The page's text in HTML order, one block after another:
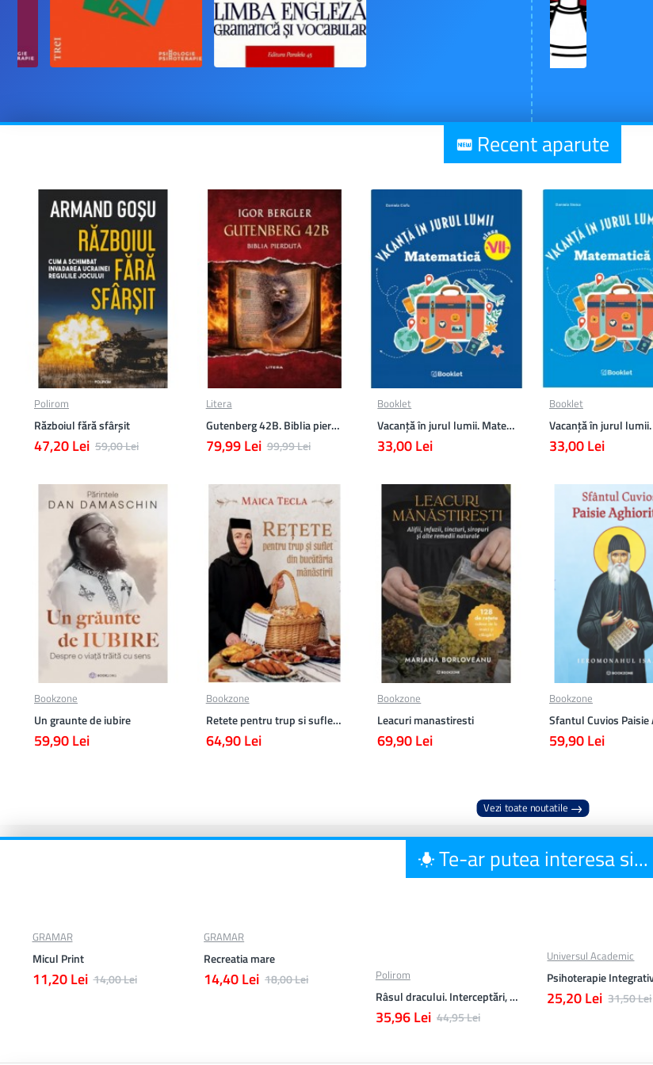
Recent aparute
Polirom
Războiul fără sfârşit
47,20 Lei 59,00 Lei
Litera
Gutenberg 42B. Biblia pierduta
79,99 Lei 99,99 Lei
Booklet
Vacanță în jurul lumii. Matematică clasa a VII-a – EDIȚIA 2026
33,00 Lei
Booklet
33,00 Lei
Bookzone
Un graunte de iubire
59,90 Lei
Bookzone
Retete pentru trup si suflet din bucataria manastirii
64,90 Lei
Bookzone
Leacuri manastiresti
69,90 Lei
Bookzone
59,90 Lei
Vezi toate noutatile
Te-ar putea interesa si...
GRAMAR
Micul Print
11,20 Lei 14,00 Lei
GRAMAR
Recreatia mare
14,40 Lei 18,00 Lei Polirom
Râsul dracului. Interceptări, informaţii desecretizate, autodenunţuri
35,96 Lei 44,95 Lei
Universul Academic
25,20 Lei 31,50 Lei